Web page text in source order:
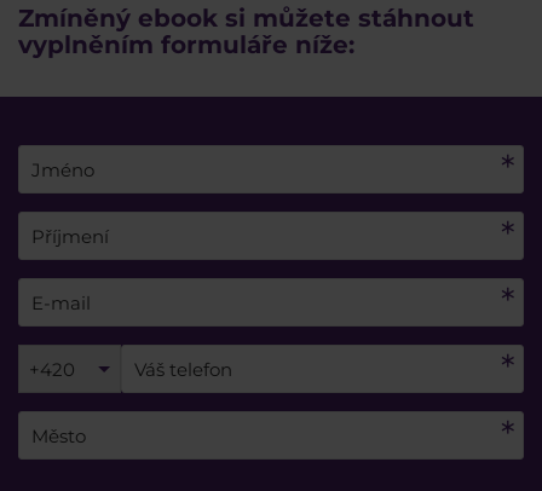
Zmíněný ebook si můžete stáhnout
vyplněním formuláře níže:
+420